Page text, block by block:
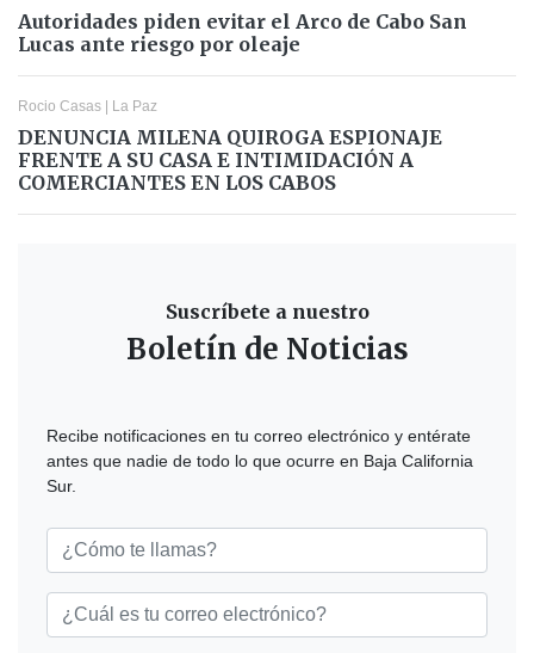
Autoridades piden evitar el Arco de Cabo San
Lucas ante riesgo por oleaje
Rocio Casas | La Paz
DENUNCIA MILENA QUIROGA ESPIONAJE
FRENTE A SU CASA E INTIMIDACIÓN A
COMERCIANTES EN LOS CABOS
Suscríbete a nuestro
Boletín de Noticias
Recibe notificaciones en tu correo electrónico y entérate
antes que nadie de todo lo que ocurre en Baja California
Sur.